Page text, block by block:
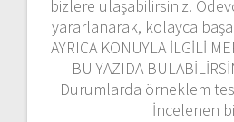
bizlere ulaşabilirsiniz.
yararlanarak, kolayca
AYRICA KONUYLA İLGİLİ
BU YAZIDA
Durumlarda örneklem
İncelenen